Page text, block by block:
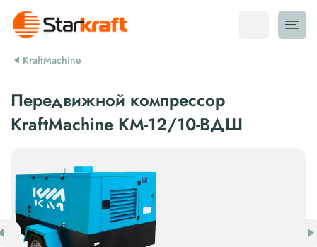
KraftMachine
Передвижной компрессор
KraftMachine КМ-12/10-ВДШ